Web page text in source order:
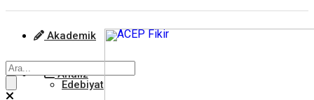
Akademik
Edebiyat
Analiz